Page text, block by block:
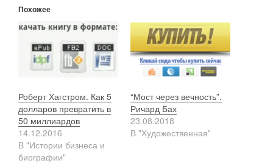
Похожее
Роберт Хагстром. Как 5
долларов превратить в
50 миллиардов
14.12.2016
В "Истории бизнеса и
биографии"
“Мост через вечность”.
Ричард Бах
23.08.2018
В "Художественная"